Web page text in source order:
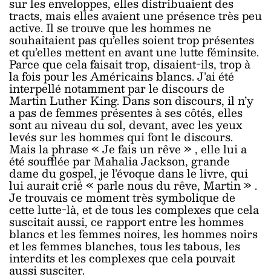
tracts, mais elles avaient une présence très peu
active. Il se trouve que les hommes ne
souhaitaient pas qu’elles soient trop présentes
et qu’elles mettent en avant une lutte féminsite.
Parce que cela faisait trop, disaient-ils, trop à
la fois pour les Américains blancs. J’ai été
interpellé notamment par le discours de
Martin Luther King. Dans son discours, il n’y
a pas de femmes présentes à ses côtés, elles
sont au niveau du sol, devant, avec les yeux
levés sur les hommes qui font le discours.
Mais la phrase«Je fais un rêve» , elle lui a
été soufflée par Mahalia Jackson, grande
dame du gospel, je l’évoque dans le livre, qui
lui aurait crié«parle nous du rêve, Martin» .
Je trouvais ce moment très symbolique de
cette lutte-là, et de tous les complexes que cela
suscitait aussi, ce rapport entre les hommes
blancs et les femmes noires, les hommes noirs
et les femmes blanches, tous les tabous, les
interdits et les complexes que cela pouvait
aussi susciter.